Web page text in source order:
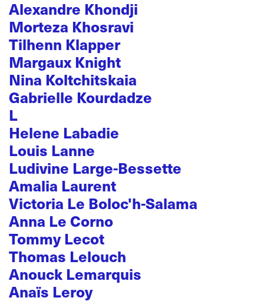
Alexandre Khondji
Morteza Khosravi
Tilhenn Klapper
Margaux Knight
Nina Koltchitskaia
Gabrielle Kourdadze
L
Helene Labadie
Louis Lanne
Ludivine Large-Bessette
Amalia Laurent
Victoria Le Boloc'h-Salama
Anna Le Corno
Tommy Lecot
Thomas Lelouch
Anouck Lemarquis
Anaïs Leroy